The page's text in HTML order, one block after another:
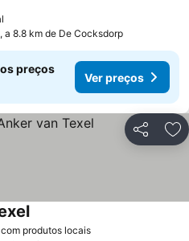
a 8.8 km de De Cocksdorp
preços
Ver preços
Partilhar
produtos locais